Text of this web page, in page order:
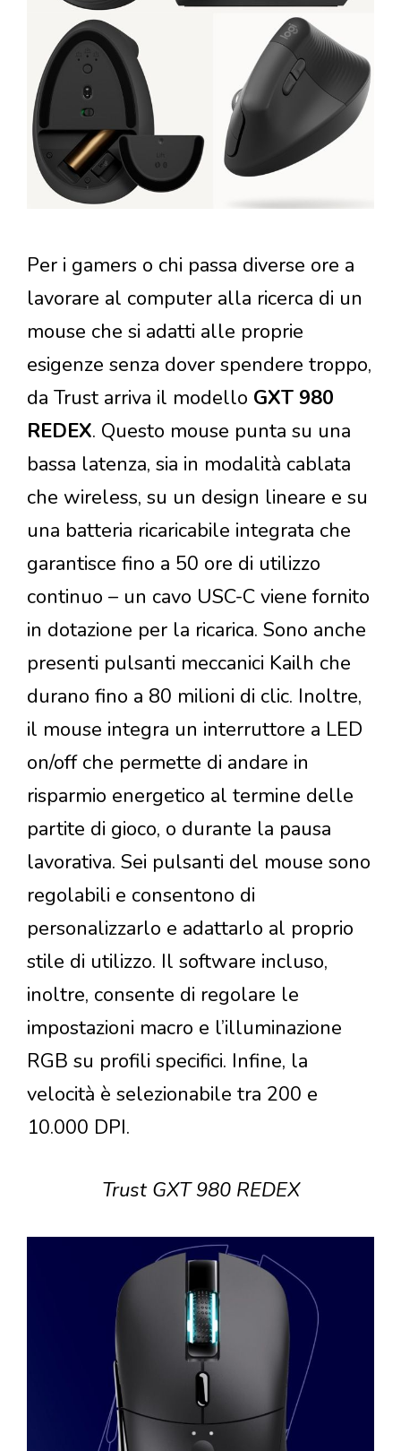
Per i gamers o chi passa diverse ore a
lavorare al computer alla ricerca di un
mouse che si adatti alle proprie
esigenze senza dover spendere troppo,
da Trust arriva il modello GXT 980
REDEX. Questo mouse punta su una
bassa latenza, sia in modalità cablata
che wireless, su un design lineare e su
una batteria ricaricabile integrata che
garantisce fino a 50 ore di utilizzo
continuo – un cavo USC-C viene fornito
in dotazione per la ricarica. Sono anche
presenti pulsanti meccanici Kailh che
durano fino a 80 milioni di clic. Inoltre,
il mouse integra un interruttore a LED
on/off che permette di andare in
risparmio energetico al termine delle
partite di gioco, o durante la pausa
lavorativa. Sei pulsanti del mouse sono
regolabili e consentono di
personalizzarlo e adattarlo al proprio
stile di utilizzo. Il software incluso,
inoltre, consente di regolare le
impostazioni macro e l’illuminazione
RGB su profili specifici. Infine, la
velocità è selezionabile tra 200 e
10.000 DPI.
Trust GXT 980 REDEX